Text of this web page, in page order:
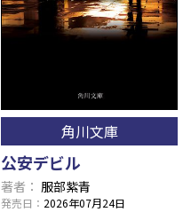
角川文庫
公安デビル
著者 服部紫青
発売日 2026年07月24日